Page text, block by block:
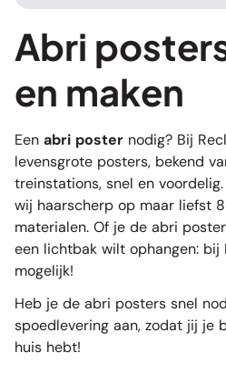
Abri
en maken
Een abri poster nodig? Bij
levensgrote posters, bekend
treinstations, snel en
wij haarscherp op maar liefst
materialen. Of je de abri
een lichtbak wilt ophangen: bij
mogelijk!
Heb je de abri posters snel
spoedlevering aan, zodat jij je
huis hebt!